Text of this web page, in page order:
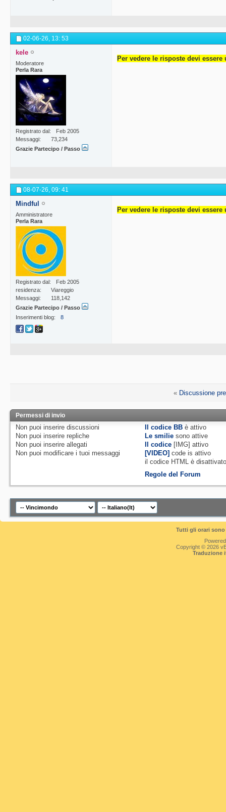
02-06-26, 13: 53
kele
Moderatore
Perla Rara
Registrato dal
Feb 2005
Messaggi
73,234
Grazie Partecipo / Passo
Per vedere le risposte devi essere
08-07-26, 09: 41
Mindful
Amministratore
Perla Rara
Registrato dal
Feb 2005
residenza
Viareggio
Messaggi
118,142
Grazie Partecipo / Passo
Inserimenti blog
8
Per vedere le risposte devi
« Discussione
Permessi di invio
Non puoi inserire discussioni
Non puoi inserire repliche
Non puoi inserire allegati
Non puoi modificare i tuoi messaggi
Il codice BB èattivo
Le smilie sono attive
Il codice [IMG]attivo
[VIDEO] code isattivo
il codice HTML è
Regole del Forum
Tutti gli orari
Copyright © 2026
Traduzione